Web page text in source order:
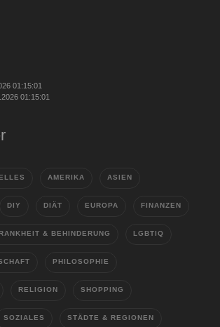
01:15:01
01:15:01
AMERIKA ASIEN
DIY DIÄT EUROPA FINANZEN
& BEHINDERUNG LGBTIQ
PHILOSOPHIE
RELIGION SHOPPING
SOZIALES STÄDTE & REGIONEN